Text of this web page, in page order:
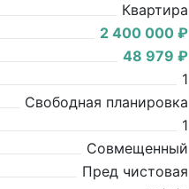
Квартира
2 400 000 ₽
48 979 ₽
1
Свободная планировка
1
Совмещенный
Пред чистовая